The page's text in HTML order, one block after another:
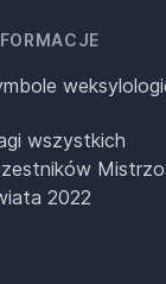
wszystkich
2022